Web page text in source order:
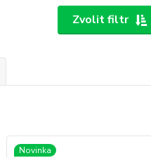
Zvolit filtr
Novinka